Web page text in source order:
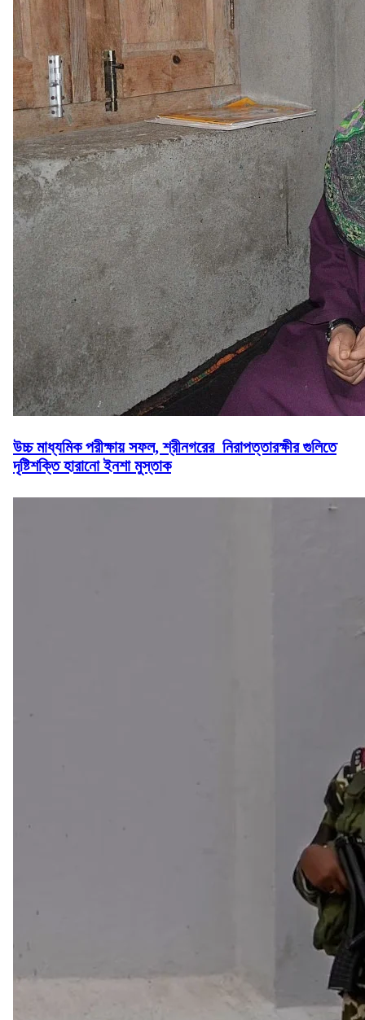
উচ্চ মাধ্যমিক পরীক্ষায় সফল, শ্রীনগরের নিরাপত্তারক্ষীর গুলিতে
দৃষ্টিশক্তি হারানো ইনশা মুস্তাক